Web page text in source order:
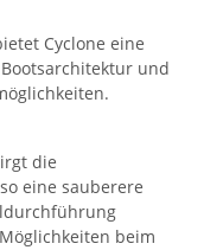
Cyclone eine
und
die
eine sauberere
beim